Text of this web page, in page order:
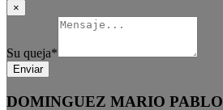
×
Su queja*
Enviar
DOMINGUEZ MARIO PABLO